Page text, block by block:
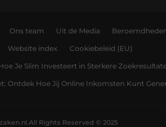
Ons team Uit de Media
Website index Cookiebeleid (EU)
Je Slim Investeert in Sterkere
Ontdek Hoe Jij Online Inkomsten Kunt
All Rights Reserved © 2025